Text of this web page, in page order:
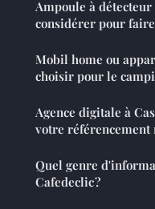
Ampoule à
considérer
Mobil home ou
choisir pour le
Agence digitale à
votre référencement
Quel genre
Cafedeclic ?